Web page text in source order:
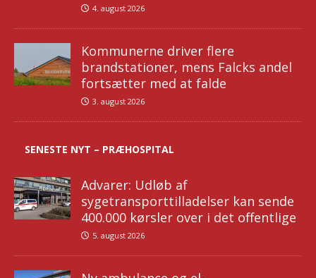
4. august 2026
Kommunerne driver flere
brandstationer, mens Falcks andel
fortsætter med at falde
3. august 2026
SENESTE NYT – PRÆHOSPITAL
Advarer: Udløb af
sygetransporttilladelser kan sende
400.000 kørsler over i det offentlige
5. august 2026